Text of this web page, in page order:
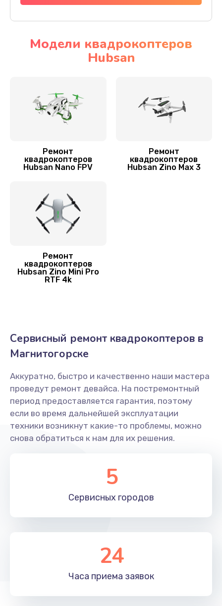
Замена рамы квадрокоптера Hubsan
Замена оси квадрокоптера Hubsan
Замена корпуса
Переборка квадрокоптера Hubsan
Заказать
Замена аккумулятора
Заказать
Замена лопасти
1400 руб.
Заказать
1400 руб.
Замена подвеса
1700 руб.
Заказать
Модели квадрокоптеров
Hubsan
Ремонт
квадрокоптеров
Hubsan Nano FPV
Ремонт
квадрокоптеров
Hubsan Zino Max 3
Ремонт
квадрокоптеров
Hubsan Zino Mini Pro
RTF 4k
Сервисный ремонт квадрокоптеров в
Магнитогорске
Аккуратно, быстро и качественно наши мастера
проведут ремонт девайса. На постремонтный
период предоставляется гарантия, поэтому
если во время дальнейшей эксплуатации
техники возникнут какие-то проблемы, можно
снова обратиться к нам для их решения.
5
Сервисных городов
24
Часа приема заявок